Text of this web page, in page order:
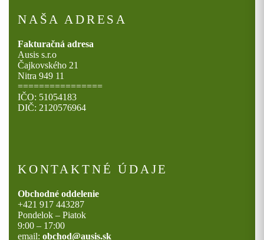
NAŠA ADRESA
Fakturačná adresa
Ausis s.r.o
Čajkovského 21
Nitra 949 11
================
IČO: 51054183
DIČ: 2120576964
KONTAKTNÉ ÚDAJE
Obchodné oddelenie
+421 917 443287
Pondelok – Piatok
9:00 – 17:00
email: obchod@ausis.sk